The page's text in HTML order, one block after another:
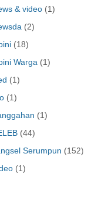
& video (1)
(2)
(18)
Warga (1)
(1)
(1)
(1)
(44)
Serumpun (152)
(1)